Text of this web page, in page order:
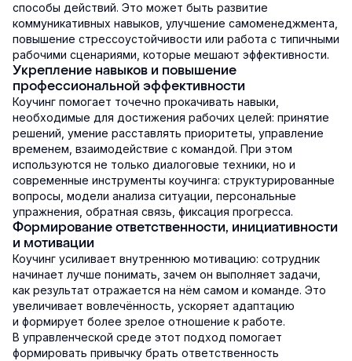
способы действий. Это может быть развитие
коммуникативных навыков, улучшение самоменеджмента,
повышение стрессоустойчивости или работа с типичными
рабочими сценариями, которые мешают эффективности.
Укрепление навыков и повышение
профессиональной эффективности
Коучинг помогает точечно прокачивать навыки,
необходимые для достижения рабочих целей: принятие
решений, умение расставлять приоритеты, управление
временем, взаимодействие с командой. При этом
используются не только диалоговые техники, но и
современные инструменты коучинга: структурированные
вопросы, модели анализа ситуации, персональные
упражнения, обратная связь, фиксация прогресса.
Формирование ответственности, инициативности
и мотивации
Коучинг усиливает внутреннюю мотивацию: сотрудник
начинает лучше понимать, зачем он выполняет задачи,
как результат отражается на нём самом и команде. Это
увеличивает вовлечённость, ускоряет адаптацию
и формирует более зрелое отношение к работе.
В управленческой среде этот подход помогает
формировать привычку брать ответственность